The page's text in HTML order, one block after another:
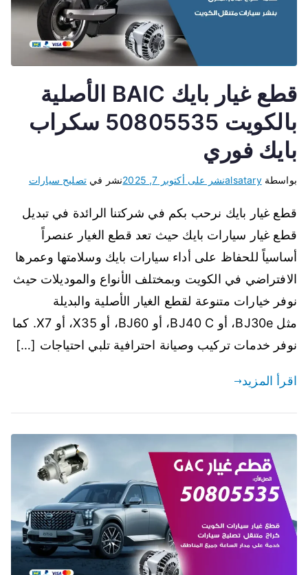
قطع غيار بايك BAIC الأصلية
بالكويت 50805535 سكراب
بايك فوري
بواسطةalsataryنشر على أكتوبر 7, 2025 نشر في تصليح سيارات
قطع غيار بايك نرحب بكم في شركتنا الرائدة في تبديل
قطع غيار سيارات بايك حيث تعد قطع الغيار عنصراً
أساسياً للحفاظ على أداء سيارات بايك وسلامتها وعمرها
الافتراضي في الكويت وبمختلف الأنواع والموديلات حيث
نوفر خيارات متنوعة لقطع الغيار الأصلية والبديلة
مثل BJ30e، أو BJ40 C، أو BJ60، أو X35، أو X7. كما
نوفر خدمات تركيب وصيانة احترافية تلبي احتياجات […]
اقرأ المزيد